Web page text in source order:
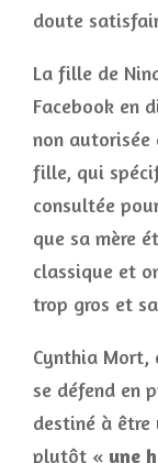
doute
La fille de
Facebook en
non autorisée
fille, qui
consultée
que sa mère
classique et
trop gros et
Cynthia Mort,
se défend en
destiné à être
plutôt « une